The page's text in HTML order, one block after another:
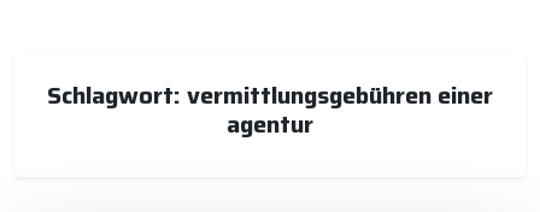
Schlagwort:vermittlungsgebühren einer
agentur